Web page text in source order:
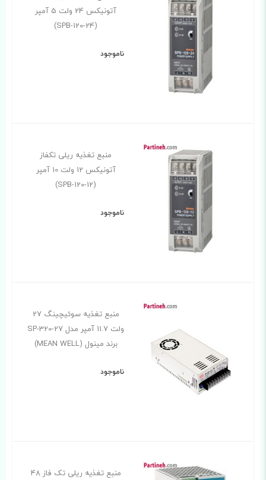
آتونیکس 24 ولت 5 آمپر
(SPB-120-24)
ناموجود
منبع تغذیه ریلی تکفاز
آتونیکس 12 ولت 10 آمپر
(SPB-120-12)
ناموجود
منبع تغذیه سوئیچینگ 27
ولت 11.7 آمپر مدل SP-320-27
برند مینول (MEAN WELL)
ناموجود
منبع تغذیه ریلی تک فاز 48